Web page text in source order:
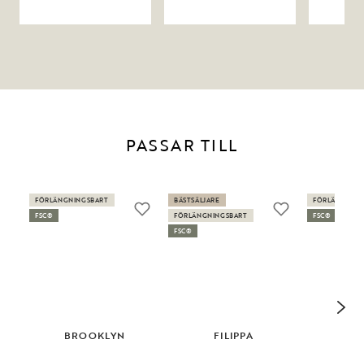
PASSAR TILL
BROOKLYN
FÖRLÄNGNINGSBART
FSC®
FILIPPA
BÄSTSÄLJARE
FÖRLÄNGNINGSBART
FSC®
FSC®